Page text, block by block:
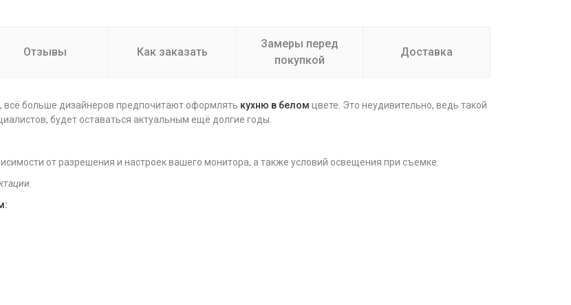
Отзывы Как заказать
Замеры перед
покупкой
Доставка
всё больше дизайнеров предпочитают оформлять кухню в белом цвете. Это неудивительно, ведь такой
будет оставаться актуальным ещё долгие годы.
от разрешения и настроек вашего монитора, а также условий освещения при съемке.